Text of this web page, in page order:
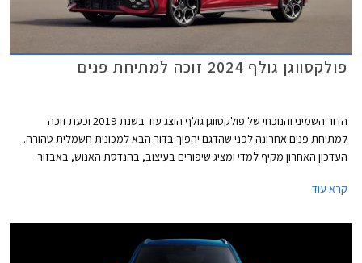
פולקסווגן גולף 2024 זוכה למתיחת פנים
הדור השמיני והנוכחי של פולקסווגן גולף הוצג עוד בשנת 2019 וכעת זוכה
למתיחת פנים אחרונה לפני שהדגם יהפוך בדור הבא למכונית חשמלית טהורה.
העדכון האחרון מקיף למדי ומציג שיפורים בעיצוב, בהנדסת האנוש, באבזור
מוותרת על תיבת ההילוכים הידנית עקב תקנות זיהום האוויר המחמירות בתקן
קרא עוד